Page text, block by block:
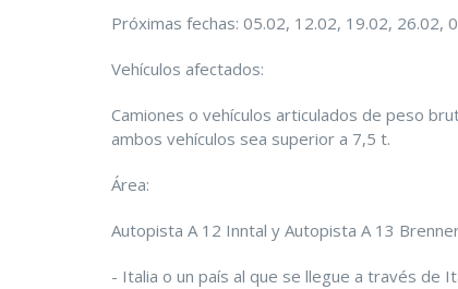
Próximas fechas: 05.02, 12.02, 19.02, 26.02,
Vehículos afectados:
Camiones o vehículos articulados de peso
ambos vehículos sea superior a 7,5 t.
Área:
Autopista A 12 Inntal y Autopista A 13
- Italia o un país al que se llegue a través de